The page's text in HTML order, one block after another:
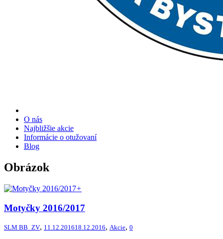
O nás
Najbližšie akcie
Informácie o otužovaní
Blog
Obrázok
+
Motyčky 2016/2017
SLM BB_ZV, 11.12.201618.12.2016, Akcie, 0